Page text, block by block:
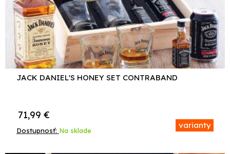
JACK DANIEL'S HONEY SET CONTRABAND
Dostupnosť: Na sklade
varianty
71,99 €